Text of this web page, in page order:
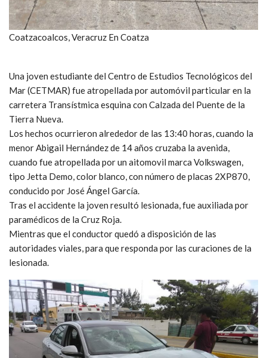
Coatzacoalcos, Veracruz En Coatza
Una joven estudiante del Centro de Estudios Tecnológicos del
Mar (CETMAR) fue atropellada por automóvil particular en la
carretera Transístmica esquina con Calzada del Puente de la
Tierra Nueva.
Los hechos ocurrieron alrededor de las 13:40 horas, cuando la
menor Abigail Hernández de 14 años cruzaba la avenida,
cuando fue atropellada por un aitomovil marca Volkswagen,
tipo Jetta Demo, color blanco, con número de placas 2XP870,
conducido por José Ángel García.
Tras el accidente la joven resultó lesionada, fue auxiliada por
paramédicos de la Cruz Roja.
Mientras que el conductor quedó a disposición de las
autoridades viales, para que responda por las curaciones de la
lesionada.